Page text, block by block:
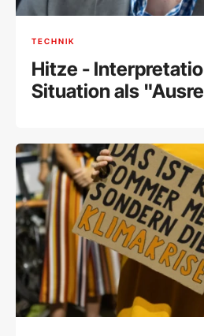
TECHNIK
Hitze -
Situation als